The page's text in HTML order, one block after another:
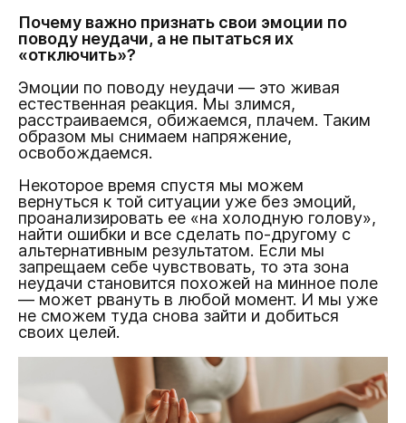
Почему важно признать свои эмоции по
поводу неудачи, а не пытаться их
«отключить»?
Эмоции по поводу неудачи — это живая
естественная реакция. Мы злимся,
расстраиваемся, обижаемся, плачем. Таким
образом мы снимаем напряжение,
освобождаемся.
Некоторое время спустя мы можем
вернуться к той ситуации уже без эмоций,
проанализировать ее «на холодную голову»,
найти ошибки и все сделать по-другому с
альтернативным результатом. Если мы
запрещаем себе чувствовать, то эта зона
неудачи становится похожей на минное поле
— может рвануть в любой момент. И мы уже
не сможем туда снова зайти и добиться
своих целей.